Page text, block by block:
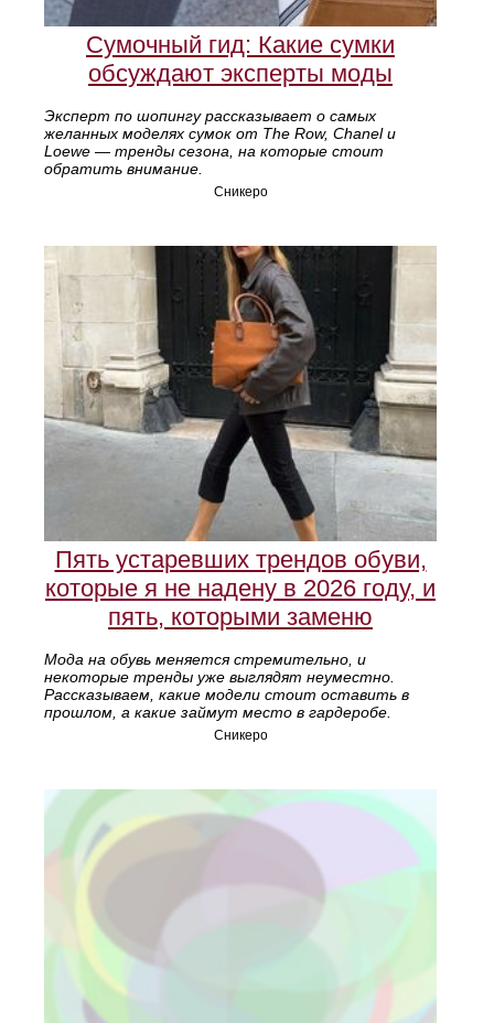
Сумочный гид: Какие сумки
обсуждают эксперты моды
Эксперт по шопингу рассказывает о самых
желанных моделях сумок от The Row, Chanel и
Loewe — тренды сезона, на которые стоит
обратить внимание.
Сникеро
Пять устаревших трендов обуви,
которые я не надену в 2026 году, и
пять, которыми заменю
Мода на обувь меняется стремительно, и
некоторые тренды уже выглядят неуместно.
Рассказываем, какие модели стоит оставить в
прошлом, а какие займут место в гардеробе.
Сникеро